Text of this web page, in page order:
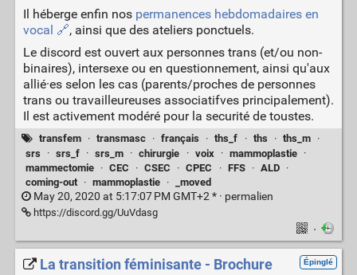
Il héberge enfin nos permanences hebdomadaires en
vocal 🔗, ainsi que des ateliers ponctuels.
Le discord est ouvert aux personnes trans (et/ou non-
binaires), intersexe ou en questionnement, ainsi qu'aux
allié·es selon les cas (parents/proches de personnes
trans ou travailleureuses associatifves principalement).
Il est activement modéré pour la securité de toustes.
transfem · transmasc · français · ths_f · ths · ths_m
·
srs
· srs_f · srs_m · chirurgie · voix · mammoplastie
·
mammectomie
· CEC · CSEC · CPEC · FFS · ALD
·
coming-out
· mammoplastie · _moved
May 20, 2020 at 5:17:07 PM GMT+2 * · permalien
https://discord.gg/UuVdasg
·
Épinglé
La transition féminisante - Brochure